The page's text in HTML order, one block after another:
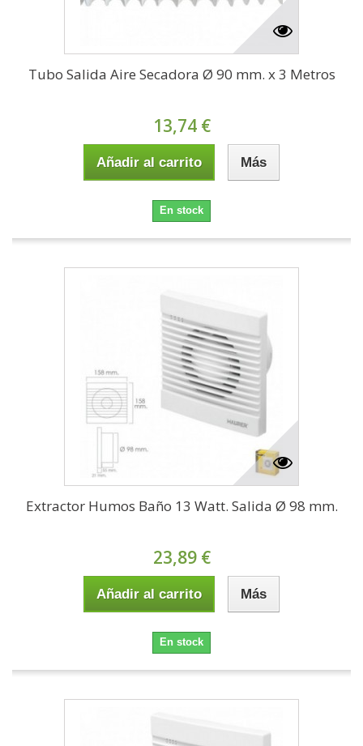
Tubo Salida Aire Secadora Ø 90 mm. x 3 Metros
13,74 €
Añadir al carrito Más
En stock
Extractor Humos Baño 13 Watt. Salida Ø 98 mm.
23,89 €
Añadir al carrito Más
En stock